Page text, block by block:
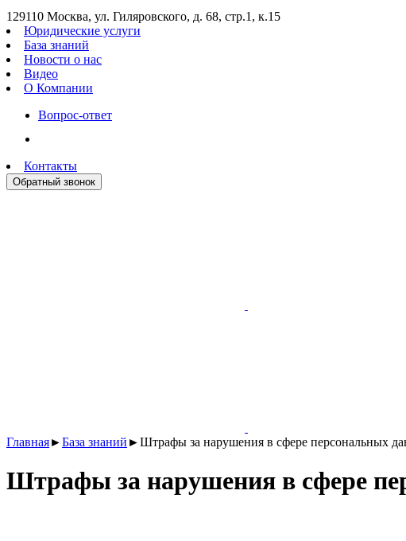
129110 Москва, ул. Гиляровского, д. 68, стр.1, к.15
Юридические услуги
База знаний
Новости о нас
Видео
О Компании
Вопрос-ответ
Контакты
Обратный звонок
Главная►База знаний ►Штрафы за нарушения в сфере персональных
Штрафы за нарушения в сфере